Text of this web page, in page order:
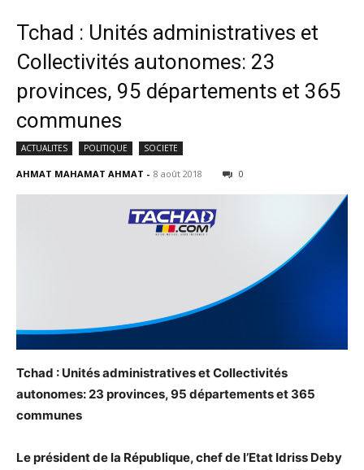
Tchad : Unités administratives et
Collectivités autonomes: 23
provinces, 95 départements et 365
communes
ACTUALITES POLITIQUE SOCIETE
AHMAT MAHAMAT AHMAT - 8 août 2018 0
Tchad : Unités administratives et Collectivités
autonomes: 23 provinces, 95 départements et 365
communes
Le président de la République, chef de l’Etat Idriss Deby